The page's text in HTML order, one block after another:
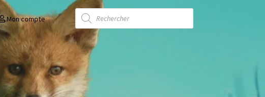
Mon compte
Recherche
de
produits